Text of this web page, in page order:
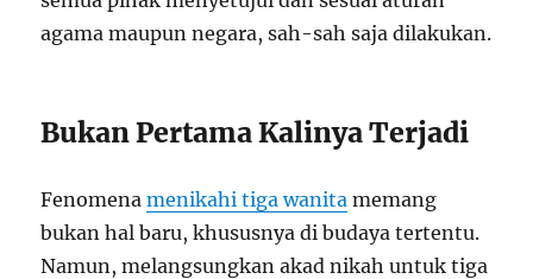
agama maupun negara, sah-sah saja dilakukan.
Bukan Pertama Kalinya Terjadi
Fenomenamenikahi tiga wanita memang
bukan hal baru, khususnya di budaya tertentu.
Namun, melangsungkan akad nikah untuk tiga